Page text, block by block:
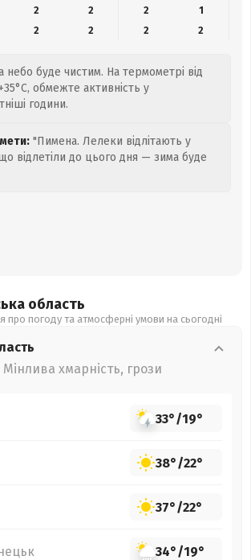
2
2 2
1
2
2 2 2
небо буде чистим. На термометрі від
обмежте активність у
години.
"Пимена. Лелеки відлітають у
відлетіли до цього дня — зима буде
область
про погоду та атмосферні умови на сьогодні
Мінлива хмарність, грози
33°/19°
38°/22°
37°/22°
34°/19°